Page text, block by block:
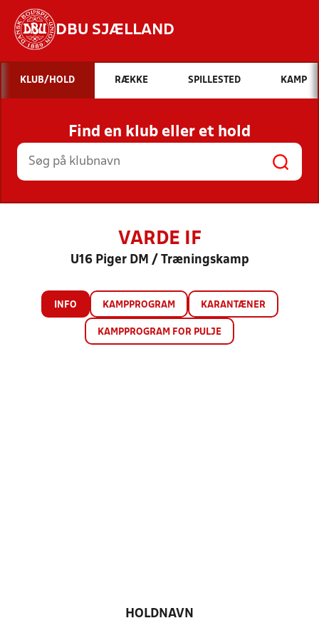
DBU SJÆLLAND
Hvad vil du søge efter?
INDHOLD OG NYHEDER
STILLINGER, RESULTATER, KLUBBER OG
HOLD
KLUB/HOLD RÆKKE SPILLESTED KAMP
Find en klub eller et hold
VARDE IF
U16 Piger DM / Træningskamp
INFO KAMPPROGRAM KARANTÆNER
KAMPPROGRAM FOR PULJE
HOLDNAVN